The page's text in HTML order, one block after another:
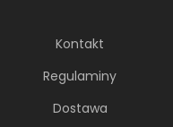
Kontakt
Regulaminy
Dostawa